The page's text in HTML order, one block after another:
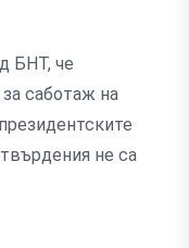
БНТ, че
саботаж на
не са